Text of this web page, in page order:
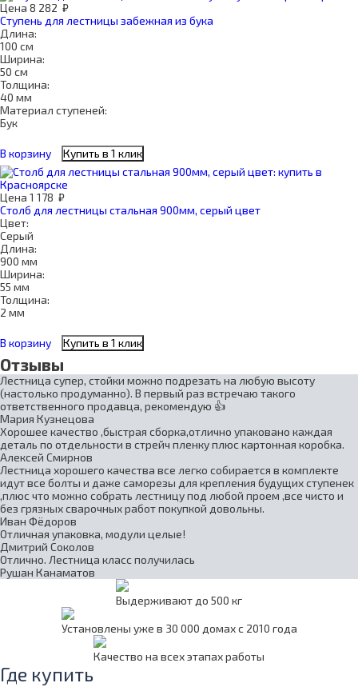
Цена 8 282 ₽
Ступень для лестницы забежная из бука
Длина:
100 см
Ширина:
50 см
Толщина:
40 мм
Материал ступеней:
Бук
В корзину Купить в 1 клик
Цена 1 178 ₽
Столб для лестницы стальная 900мм, серый цвет
Цвет:
Серый
Длина:
900 мм
Ширина:
55 мм
Толщина:
2 мм
В корзину Купить в 1 клик
Отзывы
Лестница супер, стойки можно подрезать на любую высоту
(настолько продуманно). В первый раз встречаю такого
ответственного продавца, рекомендую 👍
Мария Кузнецова
Хорошее качество ,быстрая сборка,отлично упаковано каждая
деталь по отдельности в стрейч пленку плюс картонная коробка.
Алексей Смирнов
Лестница хорошего качества все легко собирается в комплекте
идут все болты и даже саморезы для крепления будущих ступенек
,плюс что можно собрать лестницу под любой проем ,все чисто и
без грязных сварочных работ покупкой довольны.
Иван Фёдоров
Отличная упаковка, модули целые!
Дмитрий Соколов
Отлично. Лестница класс получилась
Рушан Канаматов
Выдерживают до 500 кг
Установлены уже в 30 000 домах с 2010 года
Качество на всех этапах работы
Где купить